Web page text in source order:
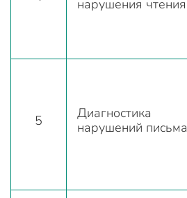
нарушения чтения
5
Диагностика
нарушений письма